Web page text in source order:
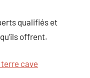
qualifiés et
offrent.
cave